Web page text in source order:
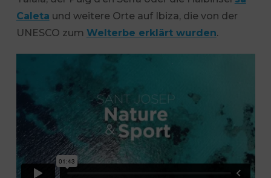
Caleta und weitere Orte auf Ibiza, die von der
UNESCO zum Welterbe erklärt wurden.